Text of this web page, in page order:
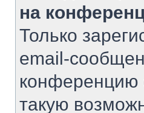
на
Только
email-
конференцию
такую